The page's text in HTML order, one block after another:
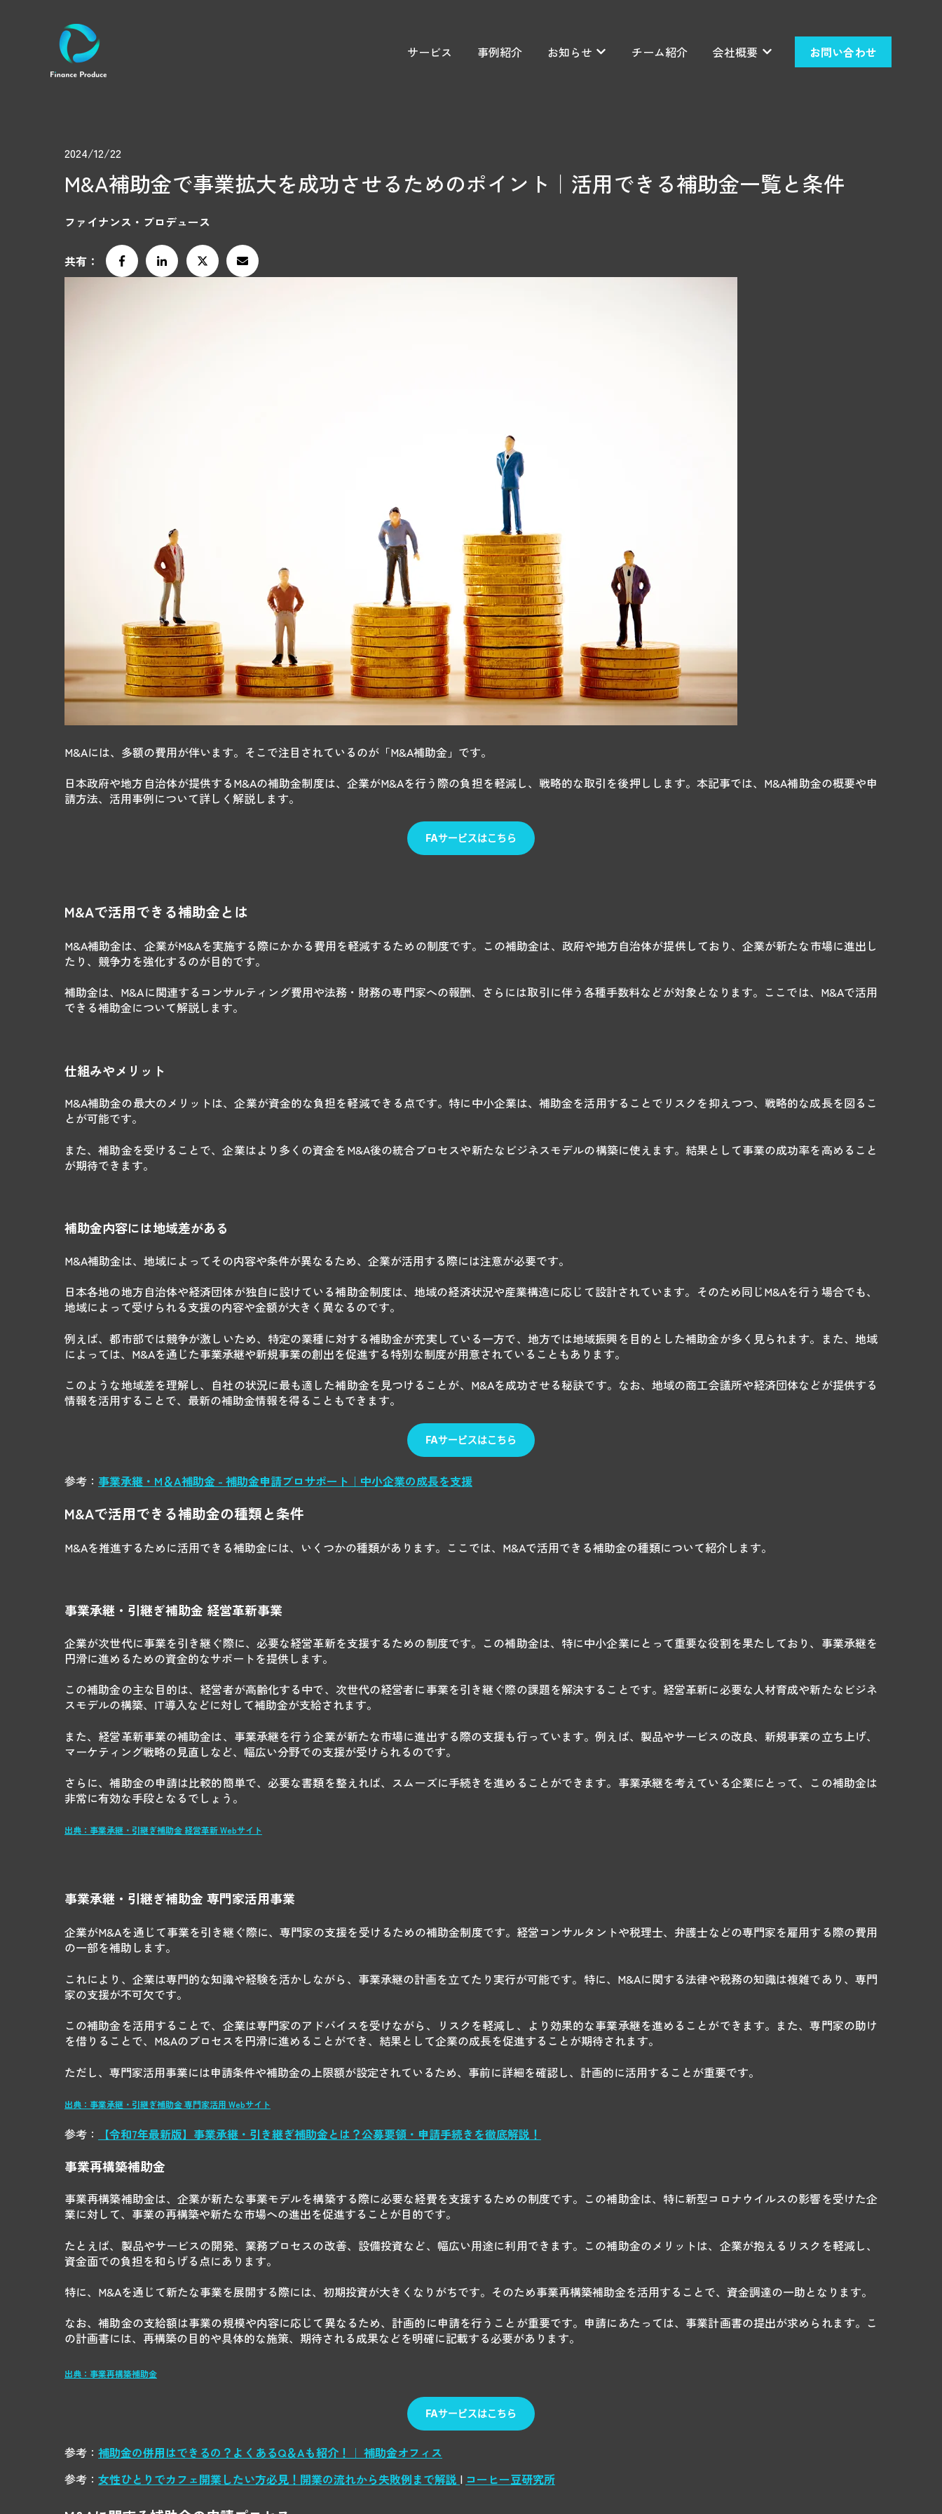
サービス 事例紹介 お知らせ お知らせのサブメニューを表示
チーム紹介 会社概要 会社概要のサブメニューを表示
お問い合わせ
2024/12/22
M&A補助金で事業拡大を成功させるためのポイント｜活用できる補助金一覧と条件
ファイナンス・プロデュース
共有：
M&Aには、多額の費用が伴います。そこで注目されているのが「M&A補助金」です。
日本政府や地方自治体が提供するM&Aの補助金制度は、企業がM&Aを行う際の負担を軽減し、戦略的な取引を後押しします。本記事では、M&A補助金の概要や申
請方法、活用事例について詳しく解説します。
M&Aで活用できる補助金とは
M&A補助金は、企業がM&Aを実施する際にかかる費用を軽減するための制度です。この補助金は、政府や地方自治体が提供しており、企業が新たな市場に進出し
たり、競争力を強化するのが目的です。
補助金は、M&Aに関連するコンサルティング費用や法務・財務の専門家への報酬、さらには取引に伴う各種手数料などが対象となります。ここでは、M&Aで活用
できる補助金について解説します。
仕組みやメリット
M&A補助金の最大のメリットは、企業が資金的な負担を軽減できる点です。特に中小企業は、補助金を活用することでリスクを抑えつつ、戦略的な成長を図るこ
とが可能です。
また、補助金を受けることで、企業はより多くの資金をM&A後の統合プロセスや新たなビジネスモデルの構築に使えます。結果として事業の成功率を高めること
が期待できます。
補助金内容には地域差がある
M&A補助金は、地域によってその内容や条件が異なるため、企業が活用する際には注意が必要です。
日本各地の地方自治体や経済団体が独自に設けている補助金制度は、地域の経済状況や産業構造に応じて設計されています。そのため同じM&Aを行う場合でも、
地域によって受けられる支援の内容や金額が大きく異なるのです。
例えば、都市部では競争が激しいため、特定の業種に対する補助金が充実している一方で、地方では地域振興を目的とした補助金が多く見られます。また、地域
によっては、M&Aを通じた事業承継や新規事業の創出を促進する特別な制度が用意されていることもあります。
このような地域差を理解し、自社の状況に最も適した補助金を見つけることが、M&Aを成功させる秘訣です。なお、地域の商工会議所や経済団体などが提供する
情報を活用することで、最新の補助金情報を得ることもできます。
参考： 事業承継・M＆A補助金 - 補助金申請プロサポート｜中小企業の成長を支援
M&Aで活用できる補助金の種類と条件
M&Aを推進するために活用できる補助金には、いくつかの種類があります。ここでは、M&Aで活用できる補助金の種類について紹介します。
事業承継・引継ぎ補助金 経営革新事業
企業が次世代に事業を引き継ぐ際に、必要な経営革新を支援するための制度です。この補助金は、特に中小企業にとって重要な役割を果たしており、事業承継を
円滑に進めるための資金的なサポートを提供します。
この補助金の主な目的は、経営者が高齢化する中で、次世代の経営者に事業を引き継ぐ際の課題を解決することです。経営革新に必要な人材育成や新たなビジネ
スモデルの構築、IT導入などに対して補助金が支給されます。
また、経営革新事業の補助金は、事業承継を行う企業が新たな市場に進出する際の支援も行っています。例えば、製品やサービスの改良、新規事業の立ち上げ、
マーケティング戦略の見直しなど、幅広い分野での支援が受けられるのです。
さらに、補助金の申請は比較的簡単で、必要な書類を整えれば、スムーズに手続きを進めることができます。事業承継を考えている企業にとって、この補助金は
非常に有効な手段となるでしょう。
出典：事業承継・引継ぎ補助金 経営革新 Webサイト
事業承継・引継ぎ補助金 専門家活用事業
企業がM&Aを通じて事業を引き継ぐ際に、専門家の支援を受けるための補助金制度です。経営コンサルタントや税理士、弁護士などの専門家を雇用する際の費用
の一部を補助します。
これにより、企業は専門的な知識や経験を活かしながら、事業承継の計画を立てたり実行が可能です。特に、M&Aに関する法律や税務の知識は複雑であり、専門
家の支援が不可欠です。
この補助金を活用することで、企業は専門家のアドバイスを受けながら、リスクを軽減し、より効果的な事業承継を進めることができます。また、専門家の助け
を借りることで、M&Aのプロセスを円滑に進めることができ、結果として企業の成長を促進することが期待されます。
ただし、専門家活用事業には申請条件や補助金の上限額が設定されているため、事前に詳細を確認し、計画的に活用することが重要です。
出典：事業承継・引継ぎ補助金 専門家活用 Webサイト
参考： 【令和7年最新版】事業承継・引き継ぎ補助金とは？公募要領・ 申請手続きを徹底解説！
事業再構築補助金
事業再構築補助金は、企業が新たな事業モデルを構築する際に必要な経費を支援するための制度です。この補助金は、特に新型コロナウイルスの影響を受けた企
業に対して、事業の再構築や新たな市場への進出を促進することが目的です。
たとえば、製品やサービスの開発、業務プロセスの改善、設備投資など、幅広い用途に利用できます。この補助金のメリットは、企業が抱えるリスクを軽減し、
資金面での負担を和らげる点にあります。
特に、M&Aを通じて新たな事業を展開する際には、初期投資が大きくなりがちです。そのため事業再構築補助金を活用することで、資金調達の一助となります。
なお、補助金の支給額は事業の規模や内容に応じて異なるため、計画的に申請を行うことが重要です。申請にあたっては、事業計画書の提出が求められます。こ
の計画書には、再構築の目的や具体的な施策、期待される成果などを明確に記載する必要があります。
出典：事業再構築補助金
参考： 補助金の併用はできるの？よくあるQ＆Aも紹介！｜ 補助金オフィス
参考： 女性ひとりでカフェ開業したい方必見！開業の流れから失敗例まで解説 | コーヒー豆研究所